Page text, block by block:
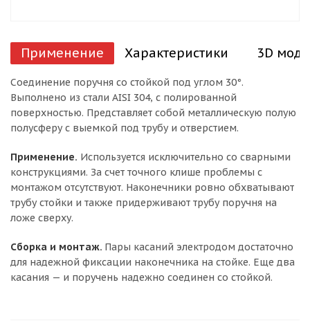
Применение Характеристики 3D
Соединение поручня со стойкой под углом 30°.
Выполнено из стали AISI 304, с полированной
поверхностью. Представляет собой металлическую полую
полусферу с выемкой под трубу и отверстием.
Применение. Используется исключительно со сварными
конструкциями. За счет точного клише проблемы с
монтажом отсутствуют. Наконечники ровно обхватывают
трубу стойки и также придерживают трубу поручня на
ложе сверху.
Сборка и монтаж. Пары касаний электродом достаточно
для надежной фиксации наконечника на стойке. Еще два
касания — и поручень надежно соединен со стойкой.